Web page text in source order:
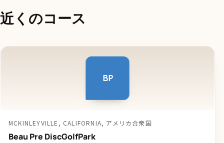
近くのコース
BP
MCKINLEYVILLE, CALIFORNIA, アメリカ合衆国
Beau Pre DiscGolfPark